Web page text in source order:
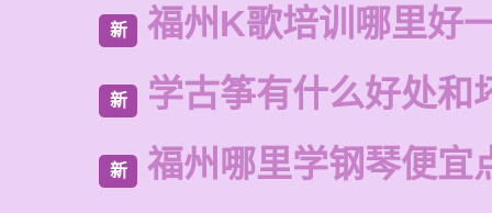
新 福州K歌培训哪里好
新 学古筝有什么好处和
新 福州哪里学钢琴便宜